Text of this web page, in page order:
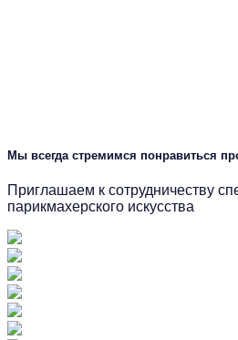
Мы всегда стремимся понравиться
Приглашаем к сотрудничеству
парикмахерского искусства